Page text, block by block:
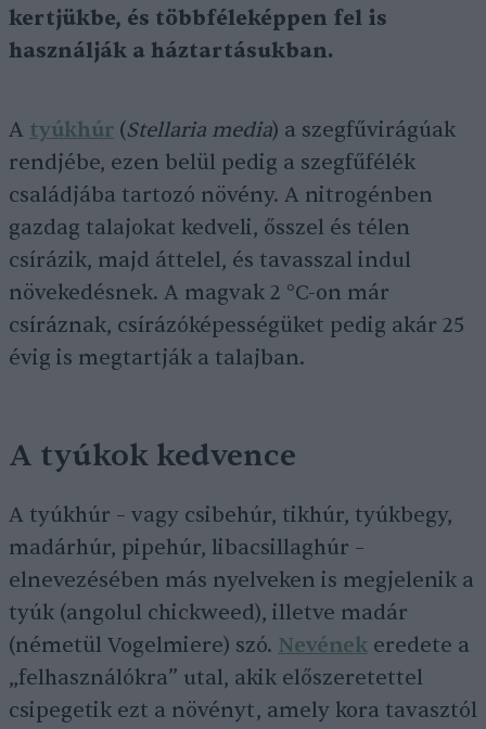
kertjükbe, és többféleképpen fel is
használják a háztartásukban.
A tyúkhúr (Stellaria media) a szegfűvirágúak
rendjébe, ezen belül pedig a szegfűfélék
családjába tartozó növény. A nitrogénben
gazdag talajokat kedveli, ősszel és télen
csírázik, majd áttelel, és tavasszal indul
növekedésnek. A magvak 2 °C-on már
csíráznak, csírázóképességüket pedig akár 25
évig is megtartják a talajban.
A tyúkok kedvence
A tyúkhúr – vagy csibehúr, tikhúr, tyúkbegy,
madárhúr, pipehúr, libacsillaghúr –
elnevezésében más nyelveken is megjelenik a
tyúk (angolul chickweed), illetve madár
(németül Vogelmiere) szó. Nevének eredete a
„felhasználókra” utal, akik előszeretettel
csipegetik ezt a növényt, amely kora tavasztól